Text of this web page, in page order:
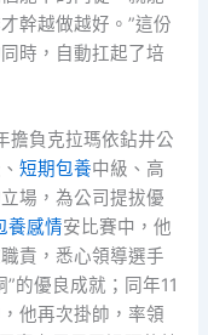
幹越做越好。”這份
時，自動扛起了培
擔負克拉瑪依鉆井公
短期包養中級、高
場，為公司提拔優
養感情安比賽中，他
責，悉心領導選手
的優良成就；同年11
他再次掛帥，率領